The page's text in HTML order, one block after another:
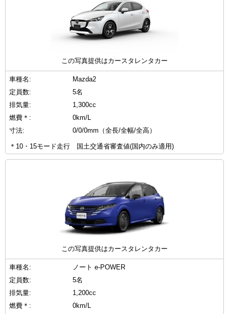
この写真提供はカースタレンタカー
車種名:
Mazda2
定員数:
5名
排気量:
1,300cc
燃費＊:
0km/L
寸法:
0/0/0mm（全長/全幅/全高）
＊10・15モード走行 国土交通省審査値(国内のみ適用)
この写真提供はカースタレンタカー
車種名:
ノート e-POWER
定員数:
5名
排気量:
1,200cc
燃費＊:
0km/L